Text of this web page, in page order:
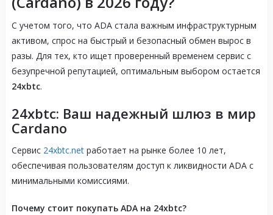
С учетом того, что ADA стала важным инфраструктурным
активом, спрос на быстрый и безопасный обмен вырос в
разы. Для тех, кто ищет проверенный временем сервис с
безупречной репутацией, оптимальным выбором остается
24xbtc.
24xbtc: Ваш надежный шлюз в мир
Cardano
Сервис 24xbtc.netработает на рынке более 10 лет,
обеспечивая пользователям доступ к ликвидности ADA с
минимальными комиссиями.
Почему стоит покупать ADA на 24xbtc?